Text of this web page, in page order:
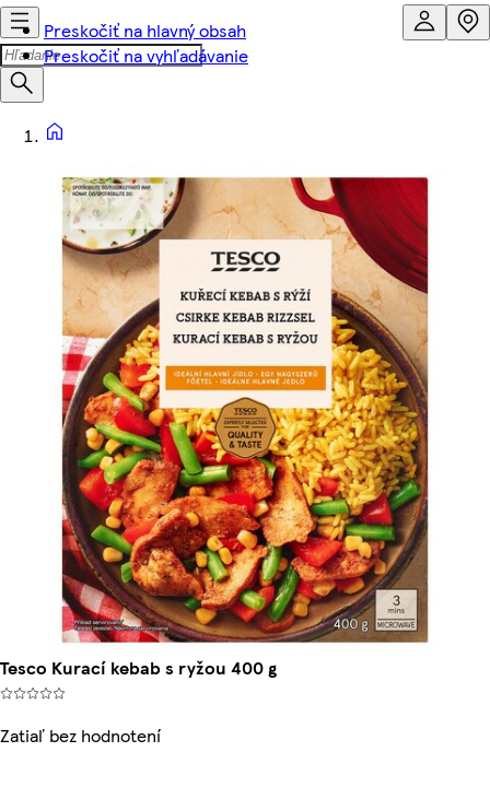
Preskočiť na hlavný obsah
Preskočiť na vyhľadávanie
Tesco Kurací kebab s ryžou 400 g
Zatiaľ bez hodnotení